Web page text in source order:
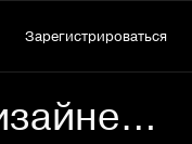
Зарегистрироваться
Портфолио - дизайнер презентаций